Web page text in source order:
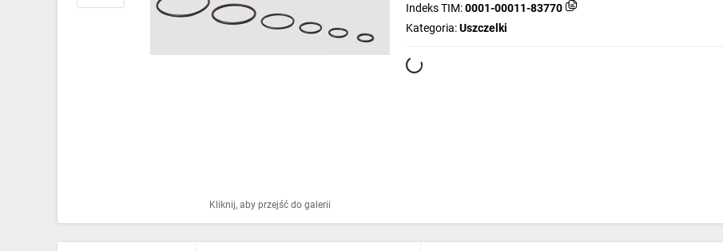
Ogrzewanie
Kliknij, aby przejść do galerii
Indeks TIM:0001-00011-83770
Kategoria:Uszczelki